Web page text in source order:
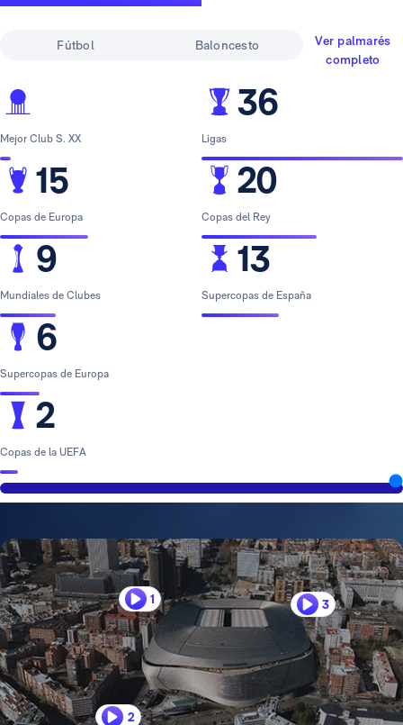
Fútbol Baloncesto
Ver palmarés
completo
Mejor Club S. XX
15
Copas de Europa
9
Mundiales de Clubes
6
Supercopas de Europa
2
Copas de la UEFA
36
Ligas
20
Copas del Rey
13
Supercopas de España
1
2
3